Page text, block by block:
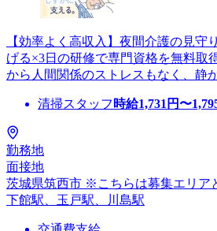
【効率よく高収入】夜間介護の見守
げる×3日の研修で専門資格を無料取
から人間関係のストレスもなく、静
清掃スタッフ 時給1,731 円〜
勤務地
面接地
茨城県筑西市 ※こちらは募集エリア
下館駅、玉戸駅、川島駅